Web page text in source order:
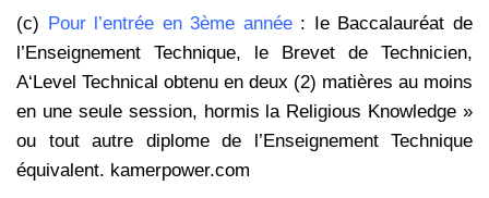
(c) Pour l’entrée en 3ème année: Ie Baccalauréat de
l’Enseignement Technique, le Brevet de Technicien,
A‘Level Technical obtenu en deux (2) matières au moins
en une seule session, hormis la Religious Knowledge »
ou tout autre diplome de l’Enseignement Technique
équivalent. kamerpower.com